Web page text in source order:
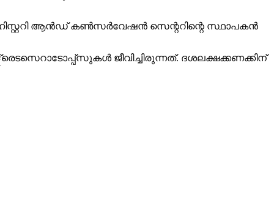
ആന്‍ഡ് കണ്‍സര്‍വേഷന്‍ സെന്ററിന്റെ സ്ഥാപകന്‍
ജീവിച്ചിരുന്നത്. ദശലക്ഷക്കണക്കിന്